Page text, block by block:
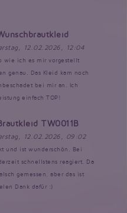
12.02.2026, 12:04
wie ich es mir vorgestellt
genau. Das Kleid kam noch
bei mir an. Ich
einfach TOP!
TW0011B
12.02.2026, 09:02
und ist wunderschön. Bei
schnellstens reagiert. Da
gemessen, aber das ist
Dank dafür :)